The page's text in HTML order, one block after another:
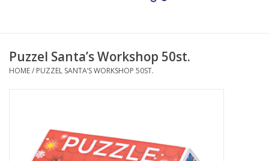
spellen
hebbedingen
Puzzel Santa’s Workshop 50st.
HOME/ PUZZEL SANTA’S WORKSHOP 50ST.